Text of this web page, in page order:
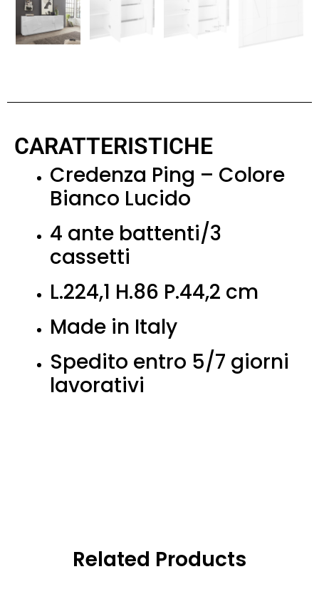
CARATTERISTICHE
Credenza Ping – Colore
Bianco Lucido
4 ante battenti/3
cassetti
L.224,1 H.86 P.44,2 cm
Made in Italy
Spedito entro 5/7 giorni
lavorativi
Related Products